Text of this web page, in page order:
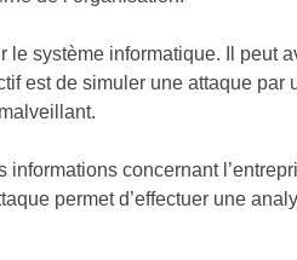
le système informatique. Il peut
est de simuler une attaque par
informations concernant
permet d’effectuer une